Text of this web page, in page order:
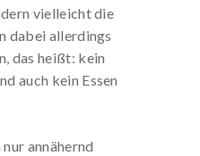
vielleicht die
dabei allerdings
das heißt: kein
auch kein Essen
annähernd